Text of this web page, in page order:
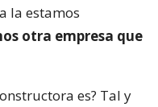
la estamos
otra empresa que
es? Tal y